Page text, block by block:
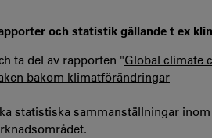
och statistik gällande t ex
ta del av rapporten "Global climate
bakom klimatförändringar
statistiska sammanställningar